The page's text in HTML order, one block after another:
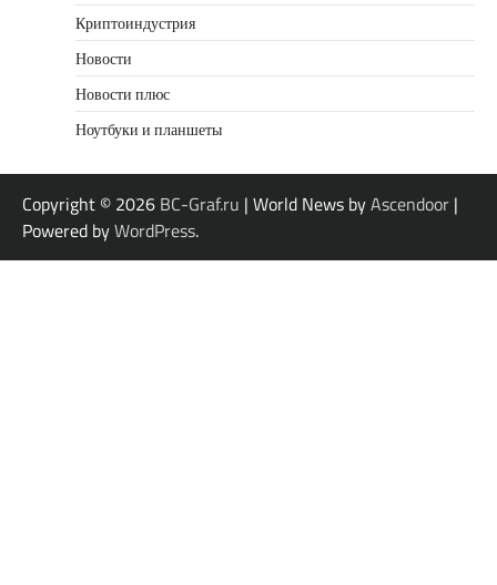
Криптоиндустрия
Новости
Новости плюс
Ноутбуки и планшеты
Copyright © 2026 BC-Graf.ru | World News byAscendoor |
Powered byWordPress.